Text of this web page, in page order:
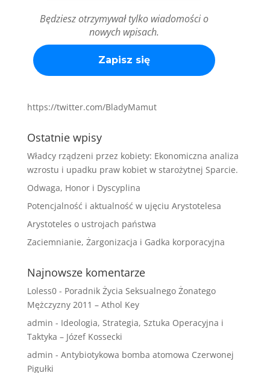
Będziesz otrzymywał tylko wiadomości o
nowych wpisach.
https://twitter.com/BladyMamut
Ostatnie wpisy
Władcy rządzeni przez kobiety: Ekonomiczna analiza
wzrostu i upadku praw kobiet w starożytnej Sparcie.
Odwaga, Honor i Dyscyplina
Potencjalność i aktualność w ujęciu Arystotelesa
Arystoteles o ustrojach państwa
Zaciemnianie, Żargonizacja i Gadka korporacyjna
Najnowsze komentarze
Loless0- Poradnik Życia Seksualnego Żonatego
Mężczyzny 2011 – Athol Key
admin - Ideologia, Strategia, Sztuka Operacyjna i
Taktyka – Józef Kossecki
admin - Antybiotykowa bomba atomowa Czerwonej
Pigułki